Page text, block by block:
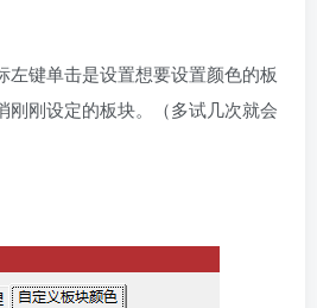
左键单击是设置想要设置颜色的板
刚刚设定的板块。（多试几次就会